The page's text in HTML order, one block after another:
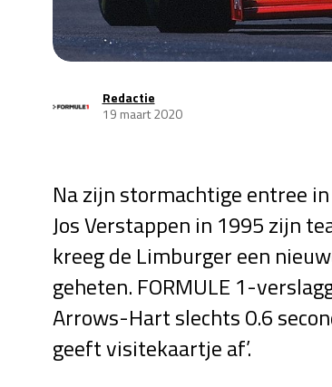
Redactie
19 maart 2020
Na zijn stormachtige entree
Jos Verstappen in 1995 zijn
kreeg de Limburger een
geheten. FORMULE 1-
Arrows-Hart slechts 0.6
geeft visitekaartje af’.